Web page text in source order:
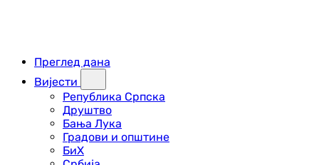
Преглед дана
Вијести
Република Српска
Друштво
Бања Лука
Градови и општине
БиХ